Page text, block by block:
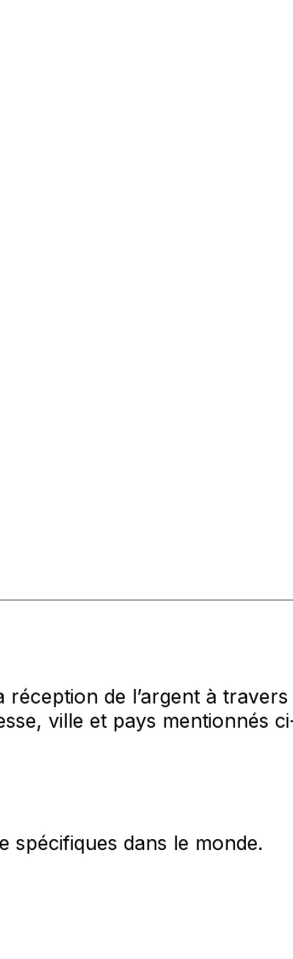
de l’argent à
ville et pays mentionnés
spécifiques dans le monde.